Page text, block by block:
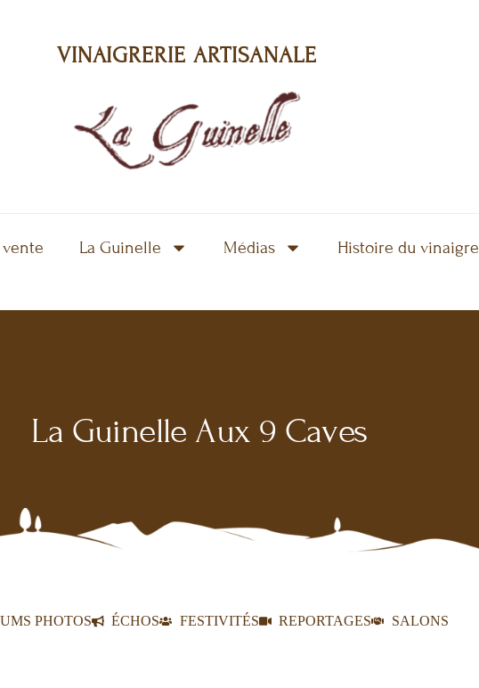
VINAIGRERIE ARTISANALE
La Guinelle Médias Histoire du vinaigre
La Guinelle Aux 9 Caves
PHOTOS ÉCHOS FESTIVITÉS REPORTAGES SALONS